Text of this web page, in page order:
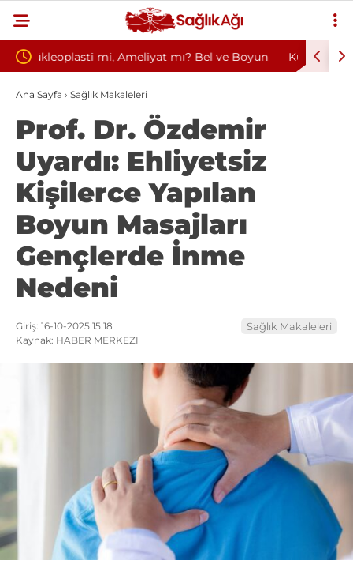
ve Boyun Kültür ve Turizm Bakanlığı Uludağ Alan
Başkanlığı 11 Sürekli İşçi Alımı Duyuruldu
Ana Sayfa › Sağlık Makaleleri
Prof. Dr. Özdemir
Uyardı: Ehliyetsiz
Kişilerce Yapılan
Boyun Masajları
Gençlerde İnme
Nedeni
Giriş: 16-10-2025 15:18
Kaynak: HABER MERKEZI
Sağlık Makaleleri